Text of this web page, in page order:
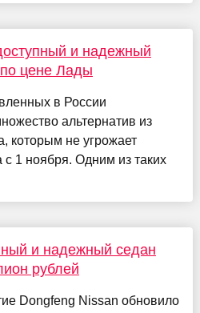
и надежный
по цене Лады
в России
альтернатив из
которым не угрожает
с 1 ноября. Одним из таких
и надежный седан
рублей
Dongfeng Nissan обновило